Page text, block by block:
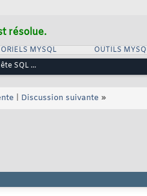
résolue.
MYSQL OUTILS
SQL ...
Discussion suivante »